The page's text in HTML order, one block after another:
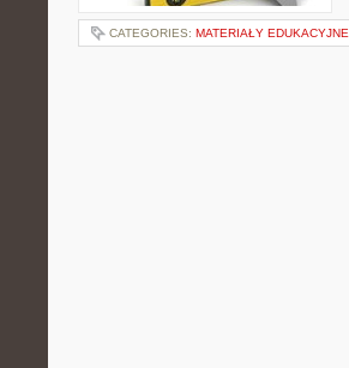
CATEGORIES: MATERIAŁY EDUKACYJNE